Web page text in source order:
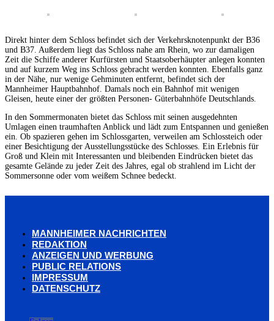
Direkt hinter dem Schloss befindet sich der Verkehrsknotenpunkt der B36
und B37. Außerdem liegt das Schloss nahe am Rhein, wo zur damaligen
Zeit die Schiffe anderer Kurfürsten und Staatsoberhäupter anlegen konnten
und auf kurzem Weg ins Schloss gebracht werden konnten. Ebenfalls ganz
in der Nähe, nur wenige Gehminuten entfernt, befindet sich der
Mannheimer Hauptbahnhof. Damals noch ein Bahnhof mit wenigen
Gleisen, heute einer der größten Personen- Güterbahnhöfe Deutschlands.
In den Sommermonaten bietet das Schloss mit seinen ausgedehnten
Umlagen einen traumhaften Anblick und lädt zum Entspannen und genießen
ein. Ob spazieren gehen im Schlossgarten, verweilen am Schlossteich oder
einer Besichtigung der Ausstellungsstücke des Schlosses. Ein Erlebnis für
Groß und Klein mit Interessanten und bleibenden Eindrücken bietet das
gesamte Gelände zu jeder Zeit des Jahres, egal ob strahlend im Licht der
Sommersonne oder vom weißem Schnee bedeckt.
MANNHEIMER NACHRICHTEN
REDAKTION
ANZEIGEN UND WERBUNG
PUBLIC RELATIONS
IMPRESSUM
DATENSCHUTZ